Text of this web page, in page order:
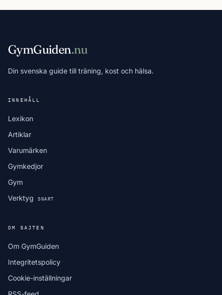
GymGuiden.nu
Din svenska guide till träning, kost och hälsa.
INNEHÅLL
Lexikon
Artiklar
Varumärken
Gymkedjor
Gym
Verktyg
SNART
OM SAJTEN
Om GymGuiden
Integritetspolicy
Cookie-inställningar